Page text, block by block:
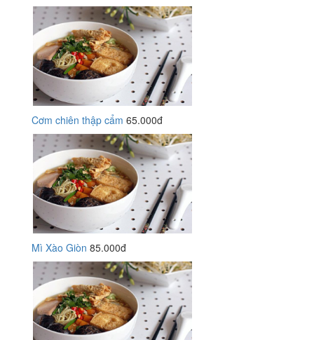
Cơm chiên thập cẩm 65.000đ
Mì Xào Giòn 85.000đ